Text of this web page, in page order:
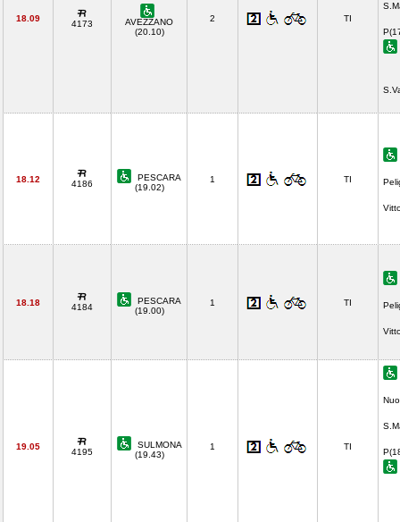
18.09
4173
AVEZZANO
(20.10)
2 TI
18.12 4186
PESCARA
(19.02)
1 TI
18.18 4184
PESCARA
(19.00)
1 TI
19.05
4195
SULMONA
(19.43)
1 TI